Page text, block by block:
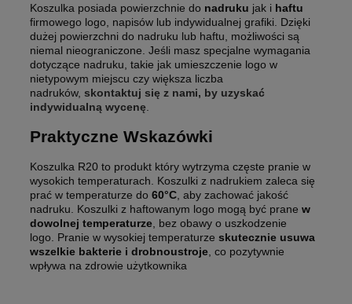
Koszulka posiada powierzchnie do nadruku jak i haftu
firmowego logo, napisów lub indywidualnej grafiki. Dzięki
dużej powierzchni do nadruku lub haftu, możliwości są
niemal nieograniczone. Jeśli masz specjalne wymagania
dotyczące nadruku, takie jak umieszczenie logo w
nietypowym miejscu czy większa liczba
nadruków, skontaktuj się z nami, by uzyskać
indywidualną wycenę
Praktyczne Wskazówki
Koszulka R20 to produkt który wytrzyma częste pranie w
wysokich temperaturach. Koszulki z nadrukiem zaleca się
prać w temperaturze do 60°C, aby zachować jakość
nadruku. Koszulki z haftowanym logo mogą być prane w
dowolnej temperaturze, bez obawy o uszkodzenie
logo. Pranie w wysokiej temperaturze skutecznie usuwa
wszelkie bakterie i drobnoustroje, co pozytywnie
wpływa na zdrowie użytkownika